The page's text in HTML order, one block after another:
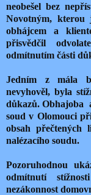
neobešel bez
Novotným, kterou
obhájcem a
přisvědčil
odmítnutím části
Jedním z mála
nevyhověl, byla
důkazů. Obhajoba
soud v Olomouci
obsah přečtených
nalézacího soudu.
Pozoruhodnou
odmítnutí
nezákonnost